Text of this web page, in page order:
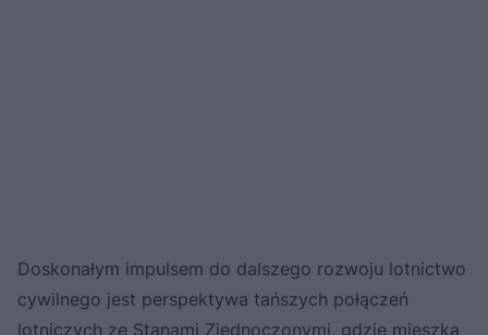
Doskonałym impulsem do dalszego rozwoju lotnictwo
cywilnego jest perspektywa tańszych połączeń
lotniczych ze Stanami Zjednoczonymi, gdzie mieszka